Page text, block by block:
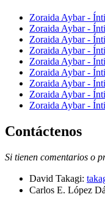
Zoraida Aybar -
Zoraida Aybar -
Zoraida Aybar -
Zoraida Aybar -
Zoraida Aybar -
Zoraida Aybar -
Zoraida Aybar -
Zoraida Aybar -
Zoraida Aybar -
Contáctenos
Si tienen comentarios o
David Takagi:
Carlos E. López